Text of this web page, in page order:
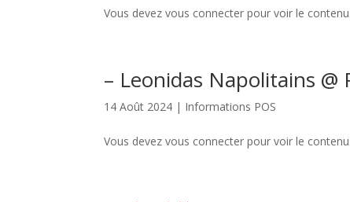
Vous devez vous connecter pour voir le
– Leonidas Napolitains @
14 Août 2024 | Informations POS
Vous devez vous connecter pour voir le